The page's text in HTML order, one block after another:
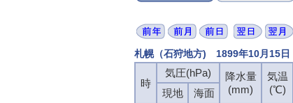
札幌（石狩地方) 1899年10月15日
時
気圧(hPa)
降水量
(mm)
気温
(℃)
現地 海面
時
気圧(hPa)
降水量
(mm)
気温
(℃)
現地 海面
時
気圧(hPa)
降水量
(mm)
気温
(℃)
現地 海面
時
気圧(hPa)
降水量
(mm)
気温
(℃)
現地 海面